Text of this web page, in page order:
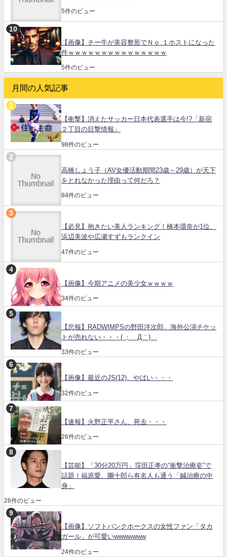
5件のビュー
【画像】チー牛が美容整形でＮｏ.１ホストになった
件ｗｗｗｗｗｗｗｗｗｗｗｗｗｗｗ
5件のビュー
月間の人気記事
【衝撃】消えたサッカー日本代表選手は今!?「新宿
２丁目の目撃情報」
98件のビュー
高橋しょう子（AV女優活動期間23歳～29歳）が天下
をとれなかった理由って何だろ？
84件のビュー
【必見】抱きたい美人ランキング！橋本環奈が1位、
浜辺美波や広瀬すずもランクイン
47件のビュー
【画像】今期アニメの美少女ｗｗｗｗ
34件のビュー
【悲報】RADWIMPSの野田洋次郎、海外公演チケッ
トが売れない・・・( ；´Д｀)
33件のビュー
【画像】最近のJS(12)、やばい・・・
32件のビュー
【速報】火野正平さん、死去・・・
26件のビュー
【芸能】「30分20万円」窪田正孝の“衝撃治療姿”で
話題！福原愛、團十郎ら有名人も通う「鍼治療の中
身」
26件のビュー
【画像】ソフトバンクホークスの女性ファン「タカ
ガール」が可愛いwwwwwww
24件のビュー